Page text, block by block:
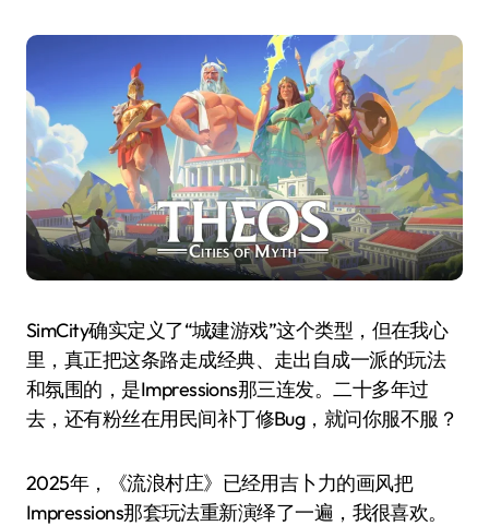
SimCity确实定义了“城建游戏”这个类型，但在我心
里，真正把这条路走成经典、走出自成一派的玩法
和氛围的，是Impressions那三连发。二十多年过
去，还有粉丝在用民间补丁修Bug，就问你服不服？
2025年，《流浪村庄》已经用吉卜力的画风把
Impressions那套玩法重新演绎了一遍，我很喜欢。